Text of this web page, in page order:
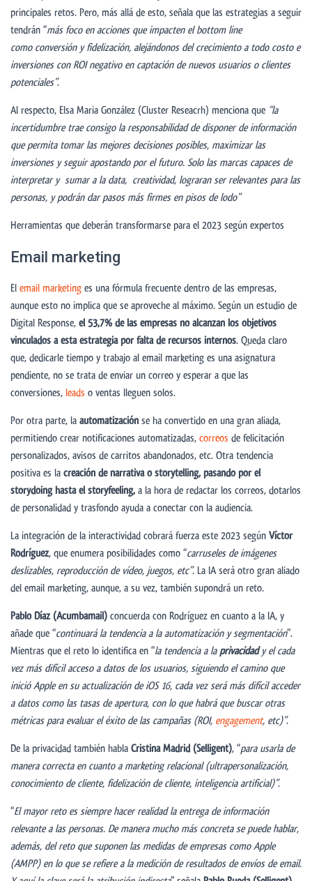
principales retos. Pero, más allá de esto, señala que las estrategias a seguir
tendrán “más foco en acciones que impacten el bottom line
como conversión y fidelización, alejándonos del crecimiento a todo costo e
inversiones con ROI negativo en captación de nuevos usuarios o clientes
potenciales”.
Al respecto, Elsa Maria González (Cluster Reseacrh) menciona que “la
incertidumbre trae consigo la responsabilidad de disponer de información
que permita tomar las mejores decisiones posibles, maximizar las
inversiones y seguir apostando por el futuro. Solo las marcas capaces de
interpretar y sumar a la data, creatividad, lograran ser relevantes para las
personas, y podrán dar pasos más firmes en pisos de lodo”
Herramientas que deberán transformarse para el 2023 según expertos
Email marketing
El email marketing es una fórmula frecuente dentro de las empresas,
aunque esto no implica que se aproveche al máximo. Según un estudio de
Digital Response, el 53,7% de las empresas no alcanzan los objetivos
vinculados a esta estrategia por falta de recursos internos. Queda claro
que, dedicarle tiempo y trabajo al email marketing es una asignatura
pendiente, no se trata de enviar un correo y esperar a que las
conversiones, leads o ventas lleguen solos.
Por otra parte, la automatización se ha convertido en una gran aliada,
permitiendo crear notificaciones automatizadas, correos de felicitación
personalizados, avisos de carritos abandonados, etc. Otra tendencia
positiva es la creación de narrativa o storytelling, pasando por el
storydoing hasta el storyfeeling, a la hora de redactar los correos, dotarlos
de personalidad y trasfondo ayuda a conectar con la audiencia.
La integración de la interactividad cobrará fuerza este 2023 según Víctor
Rodríguez, que enumera posibilidades como “carruseles de imágenes
deslizables, reproducción de vídeo, juegos, etc”. La IA será otro gran aliado
del email marketing, aunque, a su vez, también supondrá un reto.
Pablo Díaz (Acumbamail) concuerda con Rodríguez en cuanto a la IA, y
añade que “continuará la tendencia a la automatización y segmentación”.
Mientras que el reto lo identifica en “la tendencia a la privacidad y el cada
vez más difícil acceso a datos de los usuarios, siguiendo el camino que
inicióApple en su actualización de iOS 16, cada vez serámás difícil acceder
a datos como las tasas de apertura, con lo que habrá que buscar otras
métricas para evaluar el éxito de las campañas (ROI, engagement, etc)”.
De la privacidad también habla Cristina Madrid (Selligent), “para usarla de
manera correcta en cuanto a marketing relacional (ultrapersonalización,
conocimiento de cliente, fidelización de cliente, inteligencia artificial)”.
“El mayor reto es siempre hacer realidad la entrega de información
relevante a las personas. De manera mucho más concreta se puede hablar,
además, del reto que suponen las medidas de empresas como Apple
(AMPP) en lo que se refiere a la medición de resultados de envíos de email.